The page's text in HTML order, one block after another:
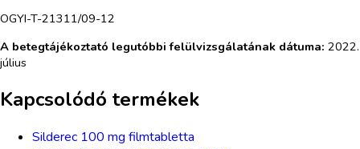
OGYI-T-21311/09-12
A betegtájékoztató legutóbbi felülvizsgálatának dátuma: 2022.
július
Kapcsolódó termékek
Silderec 100 mg filmtabletta